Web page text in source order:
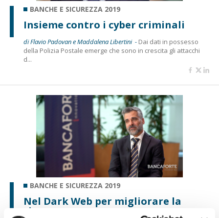
BANCHE E SICUREZZA 2019
Insieme contro i cyber criminali
di Flavio Padovan e Maddalena Libertini - Dai dati in possesso
della Polizia Postale emerge che sono in crescita gli attacchi
d...
BANCHE E SICUREZZA 2019
Nel Dark Web per migliorare la
sicurezza